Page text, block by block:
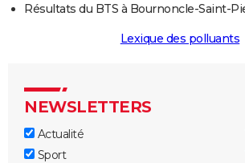
Résultats du BTS à Bournoncle-Saint-
Lexique des polluants
NEWSLETTERS
Actualité
Sport